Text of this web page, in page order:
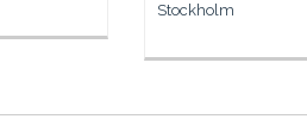
Stockholm